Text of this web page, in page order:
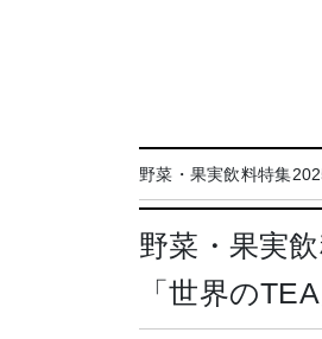
野菜・果実飲料特集
野菜・果実
「世界の